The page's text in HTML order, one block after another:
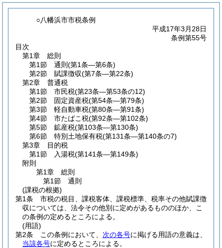
○八幡浜市市税条例
平成17年3月28日
条例第55号
目次
第1章
総則
第1節
通則 (第1条―第6条)
第2節
賦課徴収(第7条―第22条)
第2章
普通税
第1節
市民税(第23条―第53条の12)
第2節
固定資産税(第54条―第79条)
第3節
軽自動車税(第80条―第91条)
第4節
市たばこ税(第92条―第102条)
第5節
鉱産税(第103条―第130条)
第6節
特別土地保有税(第131条―第140条の7)
第3章
目的税
第1節
入湯税(第141条―第149条)
附則
第1章
総則
第1節
通則
(課税の根拠)
第1条
市税の税目、課税客体、課税標準、税率その他賦課徴
収については、法令その他別に定めがあるもののほか、こ
の条例の定めるところによる。
(用語)
第2条
この条例において、 次の各号に掲げる用語の意義は、
当該各号に定めるところによる。